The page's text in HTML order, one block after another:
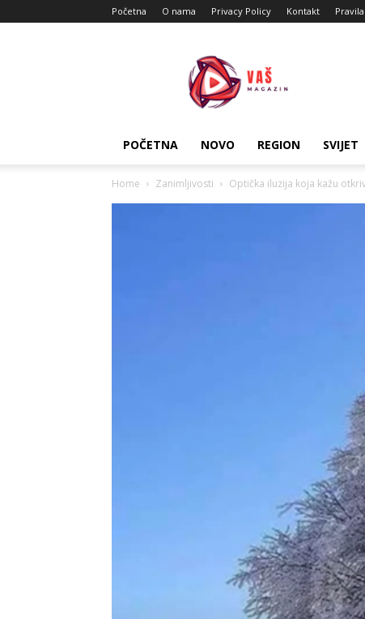
Početna O nama Privacy Policy Kontakt
Magazin
POČETNA NOVO REGION SVIJET
Home Zanimljivosti Optička iluzija koja kažu